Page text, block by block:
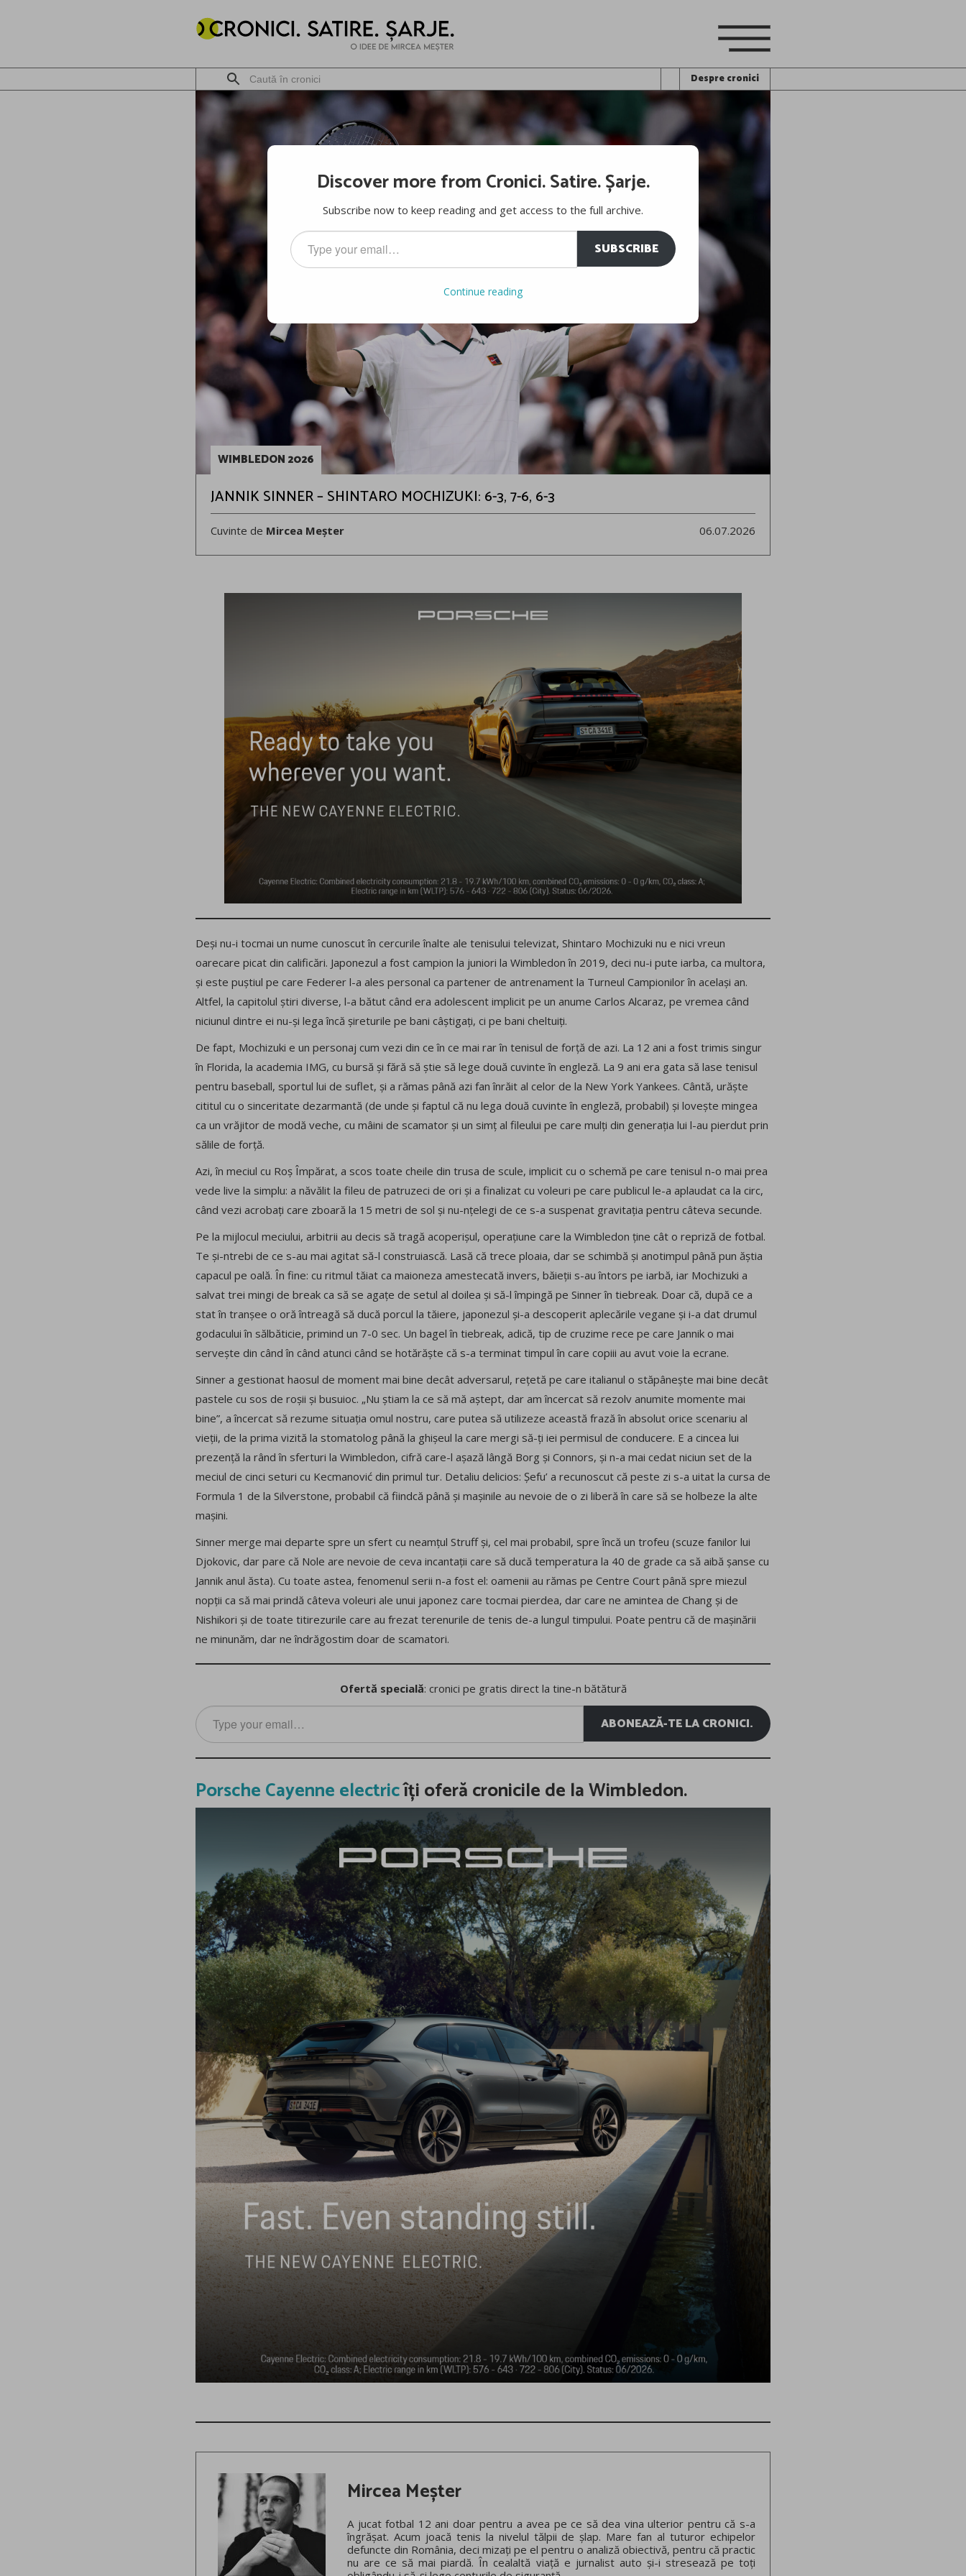
Despre cronici
WIMBLEDON 2026
JANNIK SINNER – SHINTARO MOCHIZUKI: 6-3, 7-6, 6-3
Cuvinte de Mircea Meșter 06.07.2026
Deși nu-i tocmai un nume cunoscut în cercurile înalte ale tenisului televizat, Shintaro Mochizuki nu e nici vreun
oarecare picat din calificări. Japonezul a fost campion la juniori la Wimbledon în 2019, deci nu-i pute iarba, ca multora,
și este puștiul pe care Federer l-a ales personal ca partener de antrenament la Turneul Campionilor în același an.
Altfel, la capitolul știri diverse, l-a bătut când era adolescent implicit pe un anume Carlos Alcaraz, pe vremea când
niciunul dintre ei nu-și lega încă șireturile pe bani câștigați, ci pe bani cheltuiți.
De fapt, Mochizuki e un personaj cum vezi din ce în ce mai rar în tenisul de forță de azi. La 12 ani a fost trimis singur
în Florida, la academia IMG, cu bursă și fără să știe să lege două cuvinte în engleză. La 9 ani era gata să lase tenisul
pentru baseball, sportul lui de suflet, și a rămas până azi fan înrăit al celor de la New York Yankees. Cântă, urăște
cititul cu o sinceritate dezarmantă (de unde și faptul că nu lega două cuvinte în engleză, probabil) și lovește mingea
ca un vrăjitor de modă veche, cu mâini de scamator și un simț al fileului pe care mulți din generația lui l-au pierdut prin
sălile de forță.
Azi, în meciul cu Roș Împărat, a scos toate cheile din trusa de scule, implicit cu o schemă pe care tenisul n-o mai prea
vede live la simplu: a năvălit la fileu de patruzeci de ori și a finalizat cu voleuri pe care publicul le-a aplaudat ca la circ,
când vezi acrobați care zboară la 15 metri de sol și nu-nțelegi de ce s-a suspenat gravitația pentru câteva secunde.
Pe la mijlocul meciului, arbitrii au decis să tragă acoperișul, operațiune care la Wimbledon ține cât o repriză de fotbal.
Te și-ntrebi de ce s-au mai agitat să-l construiască. Lasă că trece ploaia, dar se schimbă și anotimpul până pun ăștia
capacul pe oală. În fine: cu ritmul tăiat ca maioneza amestecată invers, băieții s-au întors pe iarbă, iar Mochizuki a
salvat trei mingi de break ca să se agațe de setul al doilea și să-l împingă pe Sinner în tiebreak. Doar că, după ce a
stat în tranșee o oră întreagă să ducă porcul la tăiere, japonezul și-a descoperit aplecările vegane și i-a dat drumul
godacului în sălbăticie, primind un 7-0 sec. Un bagel în tiebreak, adică, tip de cruzime rece pe care Jannik o mai
servește din când în când atunci când se hotărăște că s-a terminat timpul în care copiii au avut voie la ecrane.
Sinner a gestionat haosul de moment mai bine decât adversarul, rețetă pe care italianul o stăpânește mai bine decât
pastele cu sos de roșii și busuioc. „Nu știam la ce să mă aștept, dar am încercat să rezolv anumite momente mai
bine”, a încercat să rezume situația omul nostru, care putea să utilizeze această frază în absolut orice scenariu al
vieții, de la prima vizită la stomatolog până la ghișeul la care mergi să-ți iei permisul de conducere. E a cincea lui
prezență la rând în sferturi la Wimbledon, cifră care-l așază lângă Borg și Connors, și n-a mai cedat niciun set de la
meciul de cinci seturi cu Kecmanović din primul tur. Detaliu delicios: Șefu’ a recunoscut că peste zi s-a uitat la cursa de
Formula 1 de la Silverstone, probabil că fiindcă până și mașinile au nevoie de o zi liberă în care să se holbeze la alte
mașini.
Sinner merge mai departe spre un sfert cu neamțul Struff și, cel mai probabil, spre încă un trofeu (scuze fanilor lui
Djokovic, dar pare că Nole are nevoie de ceva incantații care să ducă temperatura la 40 de grade ca să aibă șanse cu
Jannik anul ăsta). Cu toate astea, fenomenul serii n-a fost el: oamenii au rămas pe Centre Court până spre miezul
nopții ca să mai prindă câteva voleuri ale unui japonez care tocmai pierdea, dar care ne amintea de Chang și de
Nishikori și de toate titirezurile care au frezat terenurile de tenis de-a lungul timpului. Poate pentru că de mașinării
ne minunăm, dar ne îndrăgostim doar de scamatori.
Ofertă specială: cronici pe gratis direct la tine-n bătătură
Type
your
email…
ABONEAZĂ-TE LA CRONICI.
Porsche Cayenne electricîți oferă cronicile de la Wimbledon.
Mircea Meșter
A jucat fotbal 12 ani doar pentru a avea pe ce să dea vina ulterior pentru că s-a
îngrășat. Acum joacă tenis la nivelul tălpii de șlap. Mare fan al tuturor echipelor
defuncte din România, deci mizați pe el pentru o analiză obiectivă, pentru că practic
nu are ce să mai piardă. În cealaltă viață e jurnalist auto și-i stresează pe toți
Discover more from Cronici. Satire. Șarje.
Subscribe now to keep reading and get access to the full archive.
Type
your
email…
SUBSCRIBE
Continue reading